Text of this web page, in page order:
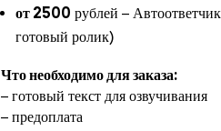
от 2500 рублей −
готовый ролик)
Что необходимо для заказа:
− готовый текст для озвучивания
− предоплата